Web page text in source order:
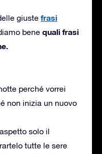
giuste frasi
bene quali frasi
perché vorrei
non inizia un nuovo
solo il
tutte le sere